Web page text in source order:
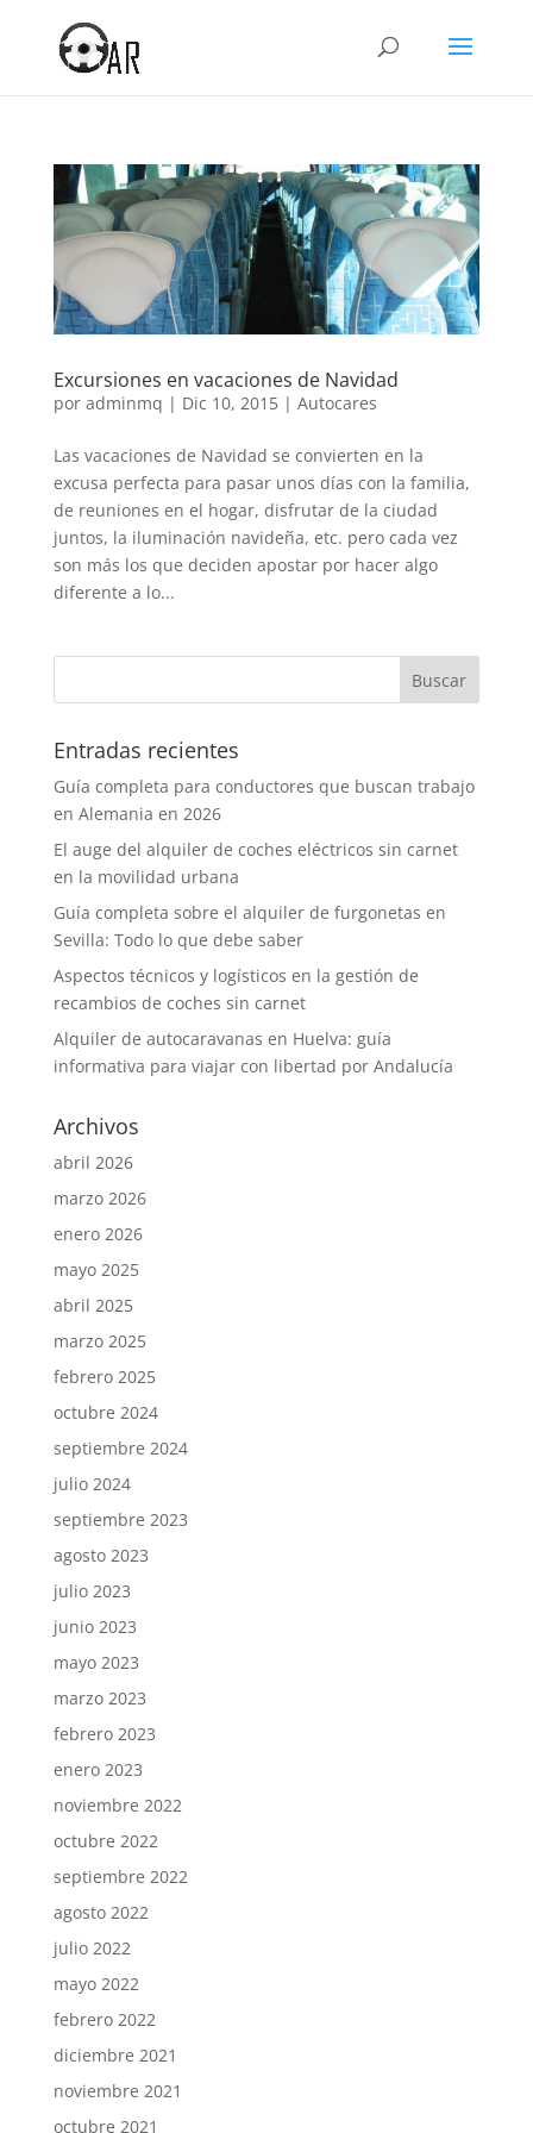
Excursiones en vacaciones de Navidad
por adminmq | Dic 10, 2015| Autocares
Las vacaciones de Navidad se convierten en la
excusa perfecta para pasar unos días con la familia,
de reuniones en el hogar, disfrutar de la ciudad
juntos, la iluminación navideña, etc. pero cada vez
son más los que deciden apostar por hacer algo
diferente a lo...
Entradas recientes
Guía completa para conductores que buscan trabajo
en Alemania en 2026
El auge del alquiler de coches eléctricos sin carnet
en la movilidad urbana
Guía completa sobre el alquiler de furgonetas en
Sevilla: Todo lo que debe saber
Aspectos técnicos y logísticos en la gestión de
recambios de coches sin carnet
Alquiler de autocaravanas en Huelva: guía
informativa para viajar con libertad por Andalucía
Archivos
abril 2026
marzo 2026
enero 2026
mayo 2025
abril 2025
marzo 2025
febrero 2025
octubre 2024
septiembre 2024
julio 2024
septiembre 2023
agosto 2023
julio 2023
junio 2023
mayo 2023
marzo 2023
febrero 2023
enero 2023
noviembre 2022
octubre 2022
septiembre 2022
agosto 2022
julio 2022
mayo 2022
febrero 2022
diciembre 2021
noviembre 2021
octubre 2021